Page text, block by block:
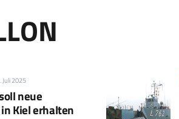
Juli 2025
neue
Kiel erhalten